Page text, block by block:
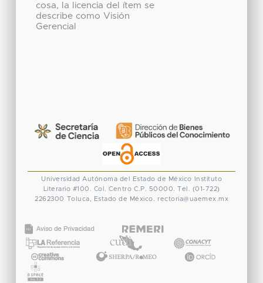
cosa, la licencia del ítem se
describe como Visión
Gerencial
Universidad Autónoma del Estado de México
Instituto
Literario #100. Col. Centro C.P. 50000. Tel. (01-722)
2262300
Toluca, Estado de México. rectoria@uaemex.mx